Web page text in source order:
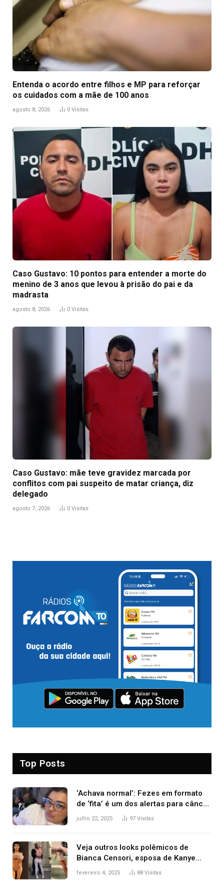
Entenda o acordo entre filhos e MP para reforçar
os cuidados com a mãe de 100 anos
agosto 8, 2026 0 Visitas
Caso Gustavo: 10 pontos para entender a morte do
menino de 3 anos que levou à prisão do pai e da
madrasta
agosto 8, 2026 0 Visitas
Caso Gustavo: mãe teve gravidez marcada por
conflitos com pai suspeito de matar criança, diz
delegado
agosto 7, 2026 0 Visitas
Top Posts
‘Achava normal’: Fezes em formato
de ‘fita’ é um dos alertas para câncer
colorretal; relembre fala de Preta Gil
julho 22, 2025 97 Visitas
Veja outros looks polêmicos de
Bianca Censori, esposa de Kanye
West que apareceu nua no Grammy
fevereiro 4, 2025 88 Visitas